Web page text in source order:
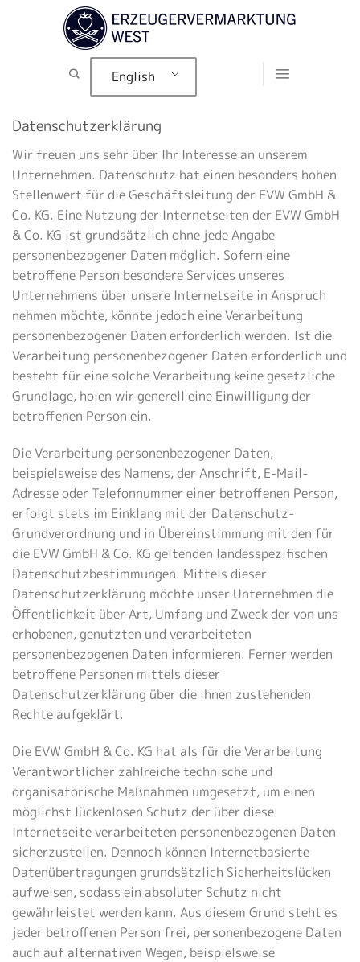
English
Datenschutzerklärung
Wir freuen uns sehr über Ihr Interesse an unserem
Unternehmen. Datenschutz hat einen besonders hohen
Stellenwert für die Geschäftsleitung der EVW GmbH &
Co. KG. Eine Nutzung der Internetseiten der EVW GmbH
& Co. KG ist grundsätzlich ohne jede Angabe
personenbezogener Daten möglich. Sofern eine
betroffene Person besondere Services unseres
Unternehmens über unsere Internetseite in Anspruch
nehmen möchte, könnte jedoch eine Verarbeitung
personenbezogener Daten erforderlich werden. Ist die
Verarbeitung personenbezogener Daten erforderlich und
besteht für eine solche Verarbeitung keine gesetzliche
Grundlage, holen wir generell eine Einwilligung der
betroffenen Person ein.
Die Verarbeitung personenbezogener Daten,
beispielsweise des Namens, der Anschrift, E-Mail-
Adresse oder Telefonnummer einer betroffenen Person,
erfolgt stets im Einklang mit der Datenschutz-
Grundverordnung und in Übereinstimmung mit den für
die EVW GmbH & Co. KG geltenden landesspezifischen
Datenschutzbestimmungen. Mittels dieser
Datenschutzerklärung möchte unser Unternehmen die
Öffentlichkeit über Art, Umfang und Zweck der von uns
erhobenen, genutzten und verarbeiteten
personenbezogenen Daten informieren. Ferner werden
betroffene Personen mittels dieser
Datenschutzerklärung über die ihnen zustehenden
Rechte aufgeklärt.
Die EVW GmbH & Co. KG hat als für die Verarbeitung
Verantwortlicher zahlreiche technische und
organisatorische Maßnahmen umgesetzt, um einen
möglichst lückenlosen Schutz der über diese
Internetseite verarbeiteten personenbezogenen Daten
sicherzustellen. Dennoch können Internetbasierte
Datenübertragungen grundsätzlich Sicherheitslücken
aufweisen, sodass ein absoluter Schutz nicht
gewährleistet werden kann. Aus diesem Grund steht es
jeder betroffenen Person frei, personenbezogene Daten
auch auf alternativen Wegen, beispielsweise